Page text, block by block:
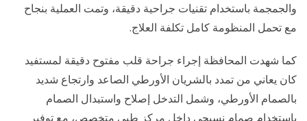
والجمجمة باستخدام تقنيات جراحية دقيقة، وتمت العملية بنجاح
مع تحمل المنظومة كامل تكلفة العلاج.
كما شهدت المحافظة إجراء جراحة قلب مفتوح دقيقة لمستفيد
كان يعاني من تمدد بالشريان الأورطي الصاعد وارتجاع شديد
بالصمام الأورطي، وشمل التدخل إصلاح واستبدال الصمام
باستخدام صمام نسيجي داخل مركز طبي متخصص، مع توفير